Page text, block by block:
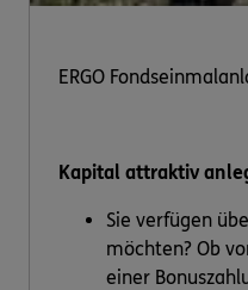
ERGO
Kapital attraktiv
Sie verfügen
möchten? Ob
einer